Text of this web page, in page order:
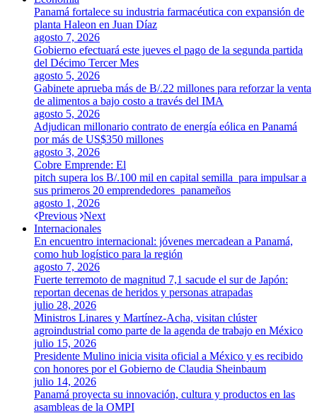
Panamá fortalece su industria farmacéutica con expansión de
planta Haleon en Juan Díaz
agosto 7, 2026
Gobierno efectuará este jueves el pago de la segunda partida
del Décimo Tercer Mes
agosto 5, 2026
Gabinete aprueba más de B/.22 millones para reforzar la venta
de alimentos a bajo costo a través del IMA
agosto 5, 2026
Adjudican millonario contrato de energía eólica en Panamá
por más de US$350 millones
agosto 3, 2026
Cobre Emprende: El
pitch supera los B/.100 mil en capital semilla para impulsar a
sus primeros 20 emprendedores panameños
agosto 1, 2026
Previous Next
Internacionales
En encuentro internacional: jóvenes mercadean a Panamá,
como hub logístico para la región
agosto 7, 2026
Fuerte terremoto de magnitud 7,1 sacude el sur de Japón:
reportan decenas de heridos y personas atrapadas
julio 28, 2026
Ministros Linares y Martínez-Acha, visitan clúster
agroindustrial como parte de la agenda de trabajo en México
julio 15, 2026
Presidente Mulino inicia visita oficial a México y es recibido
con honores por el Gobierno de Claudia Sheinbaum
julio 14, 2026
Panamá proyecta su innovación, cultura y productos en las
asambleas de la OMPI